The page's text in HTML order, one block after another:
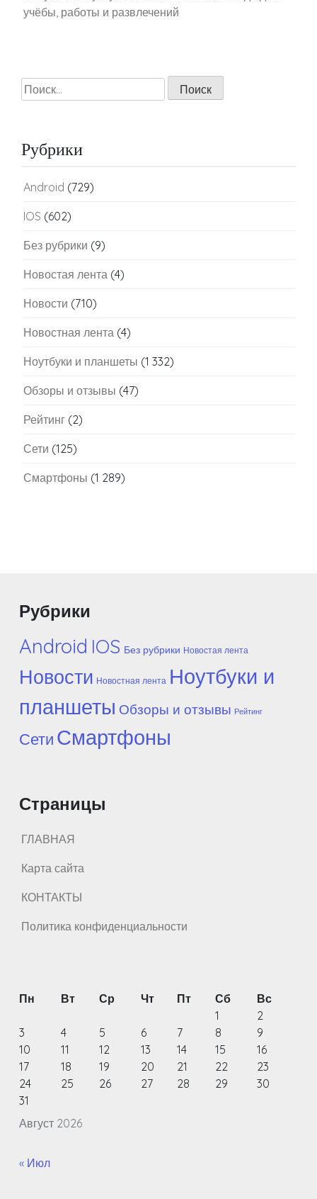
учёбы, работы и развлечений
Найти:
Рубрики
Android (729)
IOS (602)
Без рубрики (9)
Новостая лента (4)
Новости (710)
Новостная лента (4)
Ноутбуки и планшеты (1 332)
Обзоры и отзывы (47)
Рейтинг (2)
Сети (125)
Смартфоны (1 289)
Рубрики
Android IOS Без рубрики Новостая лента
Новости Новостная лента Ноутбуки и
планшеты Обзоры и отзывы Рейтинг
Сети Смартфоны
Страницы
ГЛАВНАЯ
Карта сайта
КОНТАКТЫ
Политика конфиденциальности
Август 2026
Пн Вт Ср Чт Пт Сб
Вс
1
2
3
4 5 6 7 8
9
10
11 12 13 14 15
16
17
18 19 20 21 22
23
24
25 26 27 28 29
30
31
« Июл